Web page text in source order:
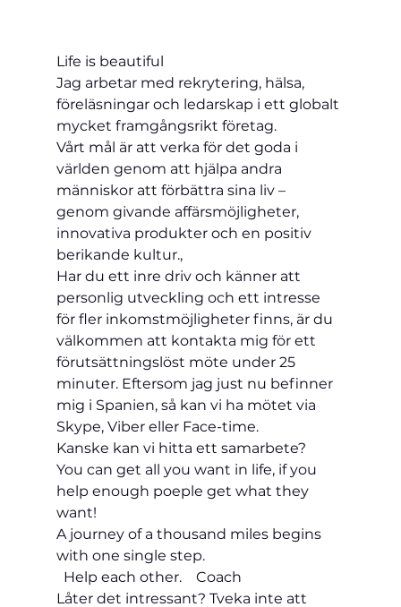
Life is beautiful
Jag arbetar med rekrytering, hälsa,
föreläsningar och ledarskap i ett globalt
mycket framgångsrikt företag.
Vårt mål är att verka för det goda i
världen genom att hjälpa andra
människor att förbättra sina liv –
genom givande affärsmöjligheter,
innovativa produkter och en positiv
berikande kultur.,
Har du ett inre driv och känner att
personlig utveckling och ett intresse
för fler inkomstmöjligheter finns, är du
välkommen att kontakta mig för ett
förutsättningslöst möte under 25
minuter. Eftersom jag just nu befinner
mig i Spanien, så kan vi ha mötet via
Skype, Viber eller Face-time.
Kanske kan vi hitta ett samarbete?
You can get all you want in life, if you
help enough poeple get what they
want!
A journey of a thousand miles begins
with one single step.
Help each other.
Coach
Låter det intressant? Tveka inte att